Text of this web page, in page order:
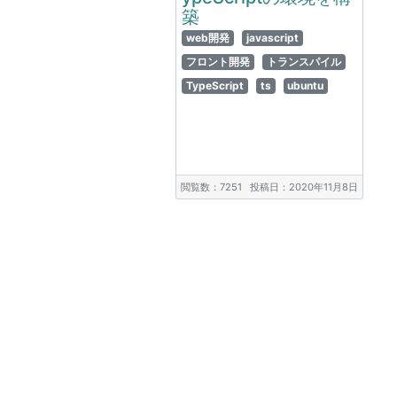
築
web開発
javascript
フロント開発
トランスパイル
TypeScript
ts ubuntu
閲覧数：7251 投稿日：2020年11月8日